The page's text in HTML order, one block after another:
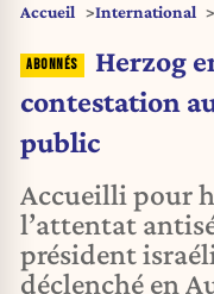
Accueil International
Herzog
contestation au
public
Accueilli pour
l’attentat
président
déclenché en